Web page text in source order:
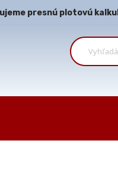
presnú plotovú